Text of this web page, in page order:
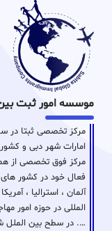
موسسه امور ثبت بین المللی
امارات شهر دبی و
مرکز فوق تخصصی از
فعال خود در کشور های
آلمان ، استرالیا ،
المللی در حوزه امور
…. در سطح بین الملل